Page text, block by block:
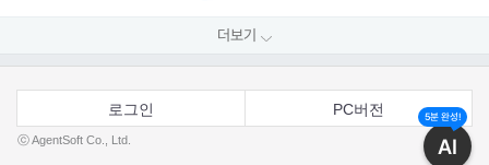
더보기
로그인 PC버전
ⓒ AgentSoft Co., Ltd.
5분 완성!
AI